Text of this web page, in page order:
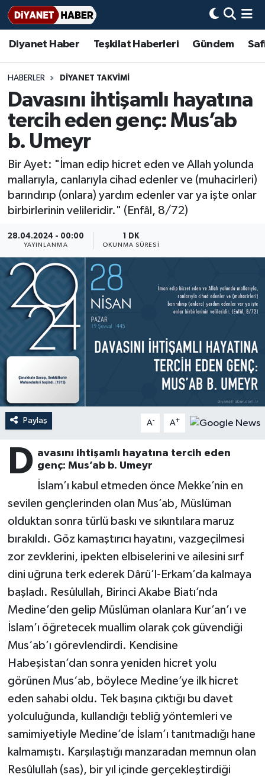
Diyanet Haber Teşkilat Haberleri Gündem
HABERLER DIYANET TAKVIMI
Davasını ihtişamlı hayatına
tercih eden genç: Mus’ab
b. Umeyr
Bir Ayet: "İman edip hicret eden ve Allah yolunda
mallarıyla, canlarıyla cihad edenler ve (muhacirleri)
barındırıp (onlara) yardım edenler var ya işte onlar
birbirlerinin velileridir." (Enfâl, 8/72)
28.04.2024 - 00:00
YAYINLANMA
1 DK
OKUNMA SÜRESI
Paylaş A- A+
D avasını ihtişamlı hayatına tercih eden
genç: Mus’ab b. Umeyr
İslam’ı kabul etmeden önce Mekke’nin en
sevilen gençlerinden olan Mus’ab, Müslüman
olduktan sonra türlü baskı ve sıkıntılara maruz
bırakıldı. Göz kamaştırıcı hayatını, vazgeçilmesi
zor zevklerini, ipekten elbiselerini ve ailesini sırf
dini uğruna terk ederek Dârü’l-Erkam’da kalmaya
başladı. Resûlullah, Birinci Akabe Biatı’nda
Medine’den gelip Müslüman olanlara Kur’an’ı ve
İslam’ı öğretecek muallim olarak çok güvendiği
Mus‘ab’ı görevlendirdi. Kendisine
Habeşistan’dan sonra yeniden hicret yolu
görünen Mus‘ab, böylece Medine’ye ilk hicret
eden sahabi oldu. Tek başına çıktığı bu davet
yolculuğunda, kullandığı tebliğ yöntemleri ve
samimiyetiyle Medine’de İslam’ı tanıtmadığı hane
kalmamıştı. Karşılaştığı manzaradan memnun olan
Resûlullah (sas), bir yıl içinde gerçekleştirdiği
Diyanet Haber
Teşkilat Haberleri
Adana Müftülüğü
Adıyaman Müftülüğü
Afyonkarahisar Müftülüğü
Ağrı Müftülüğü
Aksaray Müftülüğü
Amasya Müftülüğü
Antalya Müftülüğü
Ardahan Müftülüğü
Artvin Müftülüğü
Aydın Müftülüğü
Balıkesir Müftülüğü
Bartın Müftülüğü
Bayburt Müftülüğü
Bilecik Müftülüğü
Bingöl Müftülüğü
Bitlis Müftülüğü
Bolu Müftülüğü
Burdur Müftülüğü
Bursa Müftülüğü
Çanakkale Müftülüğü
Çorum Müftülüğü
Denizli Müftülüğü
Gündem
#Keşfet
Bir Ayet
Bir Hikaye
Biyografiler
Dini kavramlar
Diyanet Bilgi
Diyanet Takvimi
Hadislerle İslam
Kudüs
Kurban
Mukabele
Peygamberimizin Hayatı
Ramazan
Zekat
Basında Bugün
DİYANET eKİTAP
Aile Dergisi
Aylık Dergi
TDV
Hutbeler
DİYANET AKADEMİ
DİYANET GENÇLİK
DİYANET RADYO/TV
DEPREM
Eğitim
İmam Hatip Okulları
Kültür-Sanat
Aile
Sağlık
Makaleler
Başmakale
Ekonomi
Duyurular
Podcast
Hadis-i Şerifler
Hayat Okumaları
Biyografiler
Diyanet TV
Nöbetçi Eczaneler
Hava Durumu
Ankara Namaz Vakitleri
Trafik Durumu
Süper Lig Puan Durumu ve Fikstür
Tüm Manşetler
Haber Arşivi